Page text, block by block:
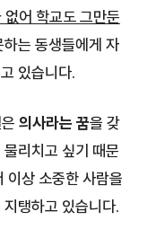
없어 학교도 그만둔
는 동생들에게 자
있습니다.
의사라는 꿈을 갖
리치고 싶기 때문
이상 소중한 사람을
탱하고 있습니다.